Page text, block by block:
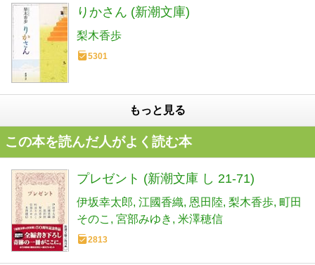
りかさん (新潮文庫)
梨木香歩
5301
もっと見る
この本を読んだ人がよく読む本
プレゼント (新潮文庫 し 21-71)
伊坂幸太郎 江國香織 恩田陸 梨木香歩 町田
そのこ
宮部みゆき 米澤穂信
2813